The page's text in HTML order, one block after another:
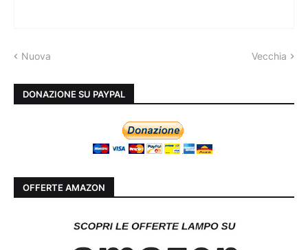
Nuova Vecchia
DONAZIONE SU PAYPAL
OFFERTE AMAZON